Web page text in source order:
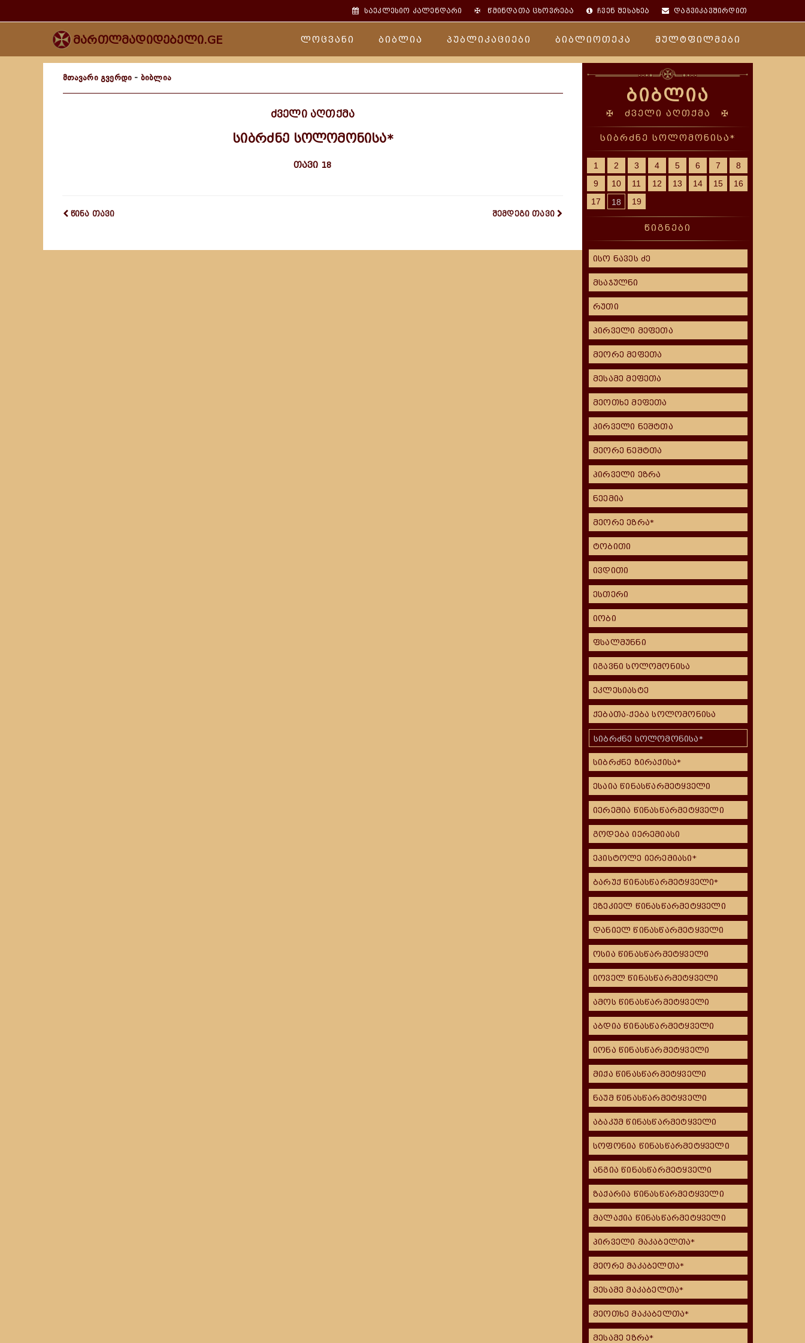
საეკლესიო კალენდარი ✠წმინდათა ცხოვრება ჩვენ შესახებ დაგვიკავშირდით
მართლმადიდებელი.GE ლოცვანი ბიბლია პუბლიკაციები ბიბლიოთეკა მულტფილმები
მთავარი გვერდი - ბიბლია
ძველი აღთქმა
სიბრძნე სოლომონისა*
თავი 18
წინა თავი შემდეგი თავი
ბიბლია
✠ ძველი აღთქმა ✠
სიბრძნე სოლომონისა*
1 2 3 4 5 6 7
8
9
10 11 12 13 14 15
16
17
18 19
წიგნები
ისო ნავეს ძე
მსაჯულნი
რუთი
პირველი მეფეთა
მეორე მეფეთა
მესამე მეფეთა
მეოთხე მეფეთა
პირველი ნეშტთა
მეორე ნეშტთა
პირველი ეზრა
ნეემია
მეორე ეზრა*
ტობითი
ივდითი
ესთერი
იობი
ფსალმუნნი
იგავნი სოლომონისა
ეკლესიასტე
ქებათა-ქება სოლომონისა
სიბრძნე სოლომონისა*
სიბრძნე ზირაქისა*
ესაია წინასწარმეტყველი
იერემია წინასწარმეტყველი
გოდება იერემიასი
ეპისტოლე იერემიასი*
ბარუქ წინასწარმეტყველი*
ეზეკიელ წინასწარმეტყველი
დანიელ წინასწარმეტყველი
ოსია წინასწარმეტყველი
იოველ წინასწარმეტყველი
ამოს წინასწარმეტყველი
აბდია წინასწარმეტყველი
იონა წინასწარმეტყველი
მიქა წინასწარმეტყველი
ნაუმ წინასწარმეტყველი
აბაკუმ წინასწარმეტყველი
სოფონია წინასწარმეტყველი
ანგია წინასწარმეტყველი
ზაქარია წინასწარმეტყველი
მალაქია წინასწარმეტყველი
პირველი მაკაბელთა*
მეორე მაკაბელთა*
მესამე მაკაბელთა*
მეოთხე მაკაბელთა*
მესამე ეზრა*